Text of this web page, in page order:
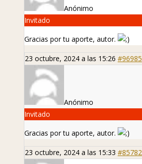
Anónimo
Invitado
Gracias por tu aporte, autor.
23 octubre, 2024 a las 15:26 #96985
Anónimo
Invitado
Gracias por tu aporte, autor.
23 octubre, 2024 a las 15:33 #85782